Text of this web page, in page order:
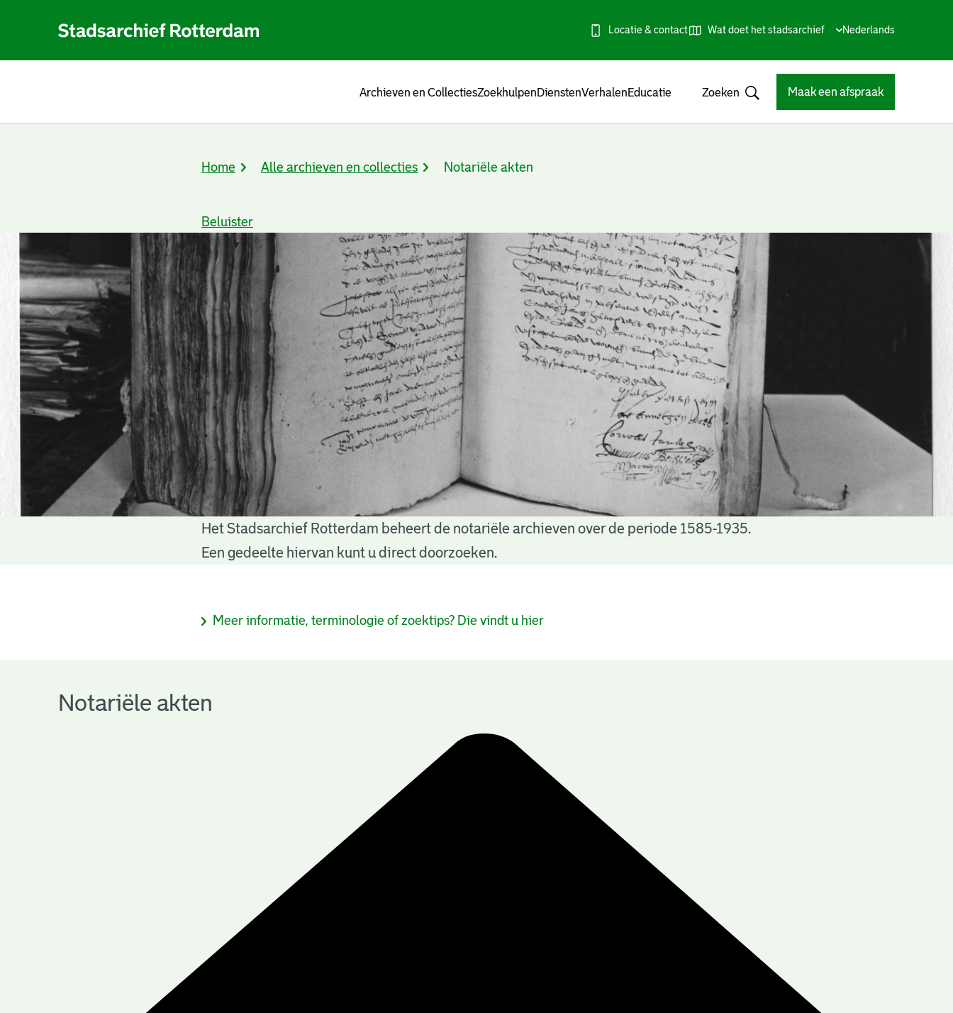
Locatie & contact Wat doet het stadsarchief
Huidige
Nederlands
Archieven en CollectiesZoekhulpenDienstenVerhalenEducatie Zoeken Maak een afspraak
Kruimelpad
Home Alle archieven en collecties Notariële akten
Beluister
Het Stadsarchief Rotterdam beheert de notariële archieven over de periode 1585-1935.
Een gedeelte hiervan kunt u direct doorzoeken.
Informatiepagina's
archieven
Meer informatie, terminologie of zoektips? Die vindt u hier
Notariële akten